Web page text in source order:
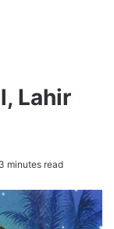
Lahir
3 minutes read